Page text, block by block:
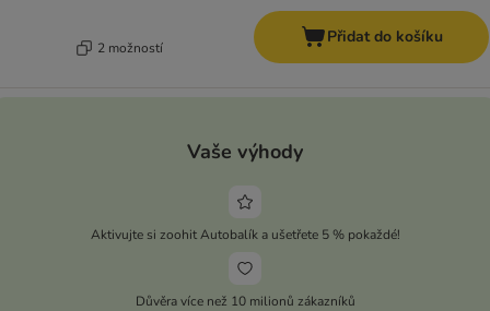
2 možností
Přidat do košíku
Vaše výhody
Aktivujte si zoohit Autobalík a ušetřete 5 % pokaždé!
Důvěra více než 10 milionů zákazníků